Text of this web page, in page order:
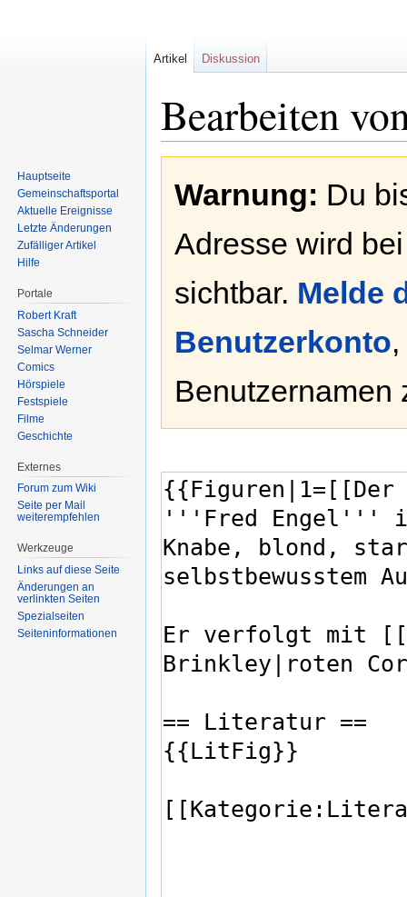
Bearbeiten
Navigation
springen
Suche
springen
Warnung: Du
Adresse wird
sichtbar. Melde
Benutzerkonto
Benutzernamen
Artikel Diskussion
Hauptseite
Gemeinschafts­portal
Aktuelle Ereignisse
Letzte Änderungen
Zufälliger Artikel
Hilfe
Portale
Robert Kraft
Sascha Schneider
Selmar Werner
Comics
Hörspiele
Festspiele
Filme
Geschichte
Externes
Forum zum Wiki
Seite per Mail
weiterempfehlen
Werkzeuge
Links auf diese Seite
Änderungen an
verlinkten Seiten
Spezialseiten
Seiten­informationen